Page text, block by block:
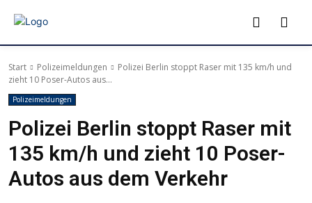
Start Polizeimeldungen
Polizei Berlin stoppt Raser mit 135 km/h und
zieht 10 Poser-Autos aus...
Polizeimeldungen
Polizei Berlin stoppt Raser mit
135 km/h und zieht 10 Poser-
Autos aus dem Verkehr